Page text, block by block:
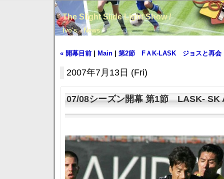
The Slight Slide Light Show /
Ivo's News
« 開幕目前 Main 第2節 FＡK-LASK ジョスと再会
2007年7月13日 (Fri)
07/08シーズン開幕 第1節 LASK-